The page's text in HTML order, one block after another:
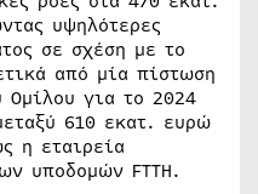
υψηλότερες
σε σχέση με το
από μία πίστωση
για το 2024
610 εκατ. ευρώ
η εταιρεία
υποδομών FTTH.